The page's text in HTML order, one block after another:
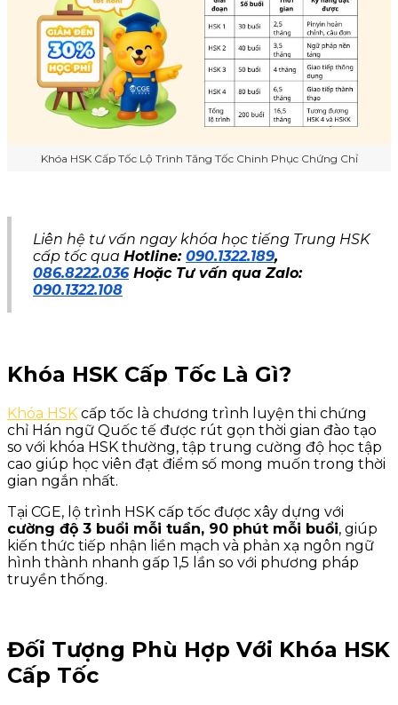
Khóa HSK Cấp Tốc Lộ Trình Tăng Tốc Chinh Phục Chứng Chỉ
Liên hệ tư vấn ngay khóa học tiếng Trung HSK
cấp tốc qua Hotline: 090.1322.189,
086.8222.036Hoặc Tư vấn qua Zalo:
090.1322.108
Khóa HSK Cấp Tốc Là Gì?
Khóa HSK cấp tốc là chương trình luyện thi chứng
chỉ Hán ngữ Quốc tế được rút gọn thời gian đào tạo
so với khóa HSK thường, tập trung cường độ học tập
cao giúp học viên đạt điểm số mong muốn trong thời
gian ngắn nhất.
Tại CGE, lộ trình HSK cấp tốc được xây dựng với
cường độ 3 buổi mỗi tuần, 90 phút mỗi buổi, giúp
kiến thức tiếp nhận liền mạch và phản xạ ngôn ngữ
hình thành nhanh gấp 1,5 lần so với phương pháp
truyền thống.
Đối Tượng Phù Hợp Với Khóa HSK
Cấp Tốc